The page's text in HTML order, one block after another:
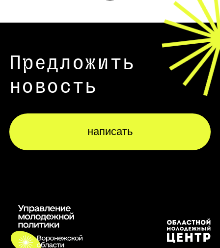
Предложить
новость
написать